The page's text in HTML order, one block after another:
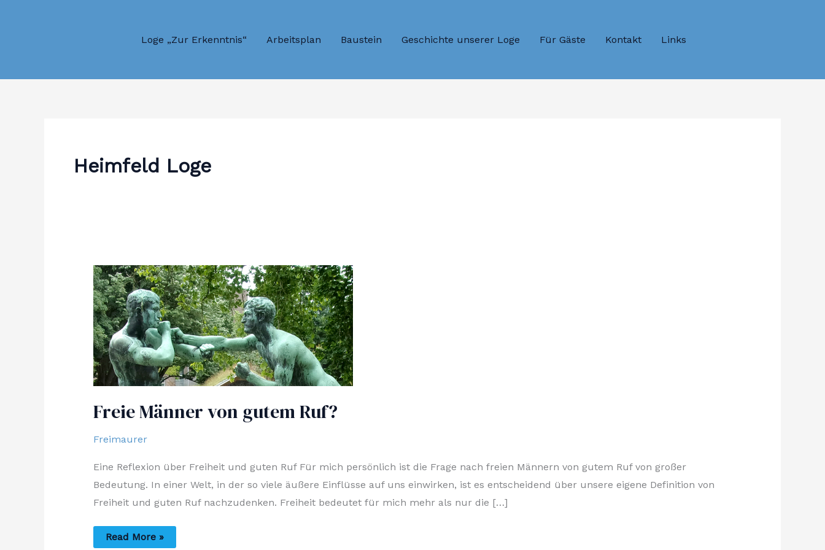
Loge „Zur Erkenntnis“ Arbeitsplan Baustein Geschichte unserer Loge Für Gäste Kontakt Links
Heimfeld Loge
Freie Männer von gutem Ruf?
Freimaurer
Eine Reflexion über Freiheit und guten Ruf Für mich persönlich ist die Frage nach freien Männern von gutem Ruf von großer
Bedeutung. In einer Welt, in der so viele äußere Einflüsse auf uns einwirken, ist es entscheidend über unsere eigene Definition von
Freiheit und guten Ruf nachzudenken. Freiheit bedeutet für mich mehr als nur die […]
Freie
Männer
Read More »